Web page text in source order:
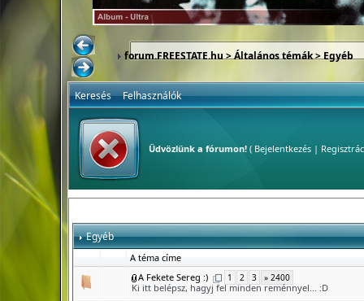
forum.FREESTATE.hu>Általános témák>Egyéb
Keresés Felhasználók
Üdvözlünk a fórumon!( Bejelentkezés|
Egyéb
A téma címe
A Fekete Sereg :)
1 2 3 » 2400
Ki itt belépsz, hagyj fel minden reménnyel... :D